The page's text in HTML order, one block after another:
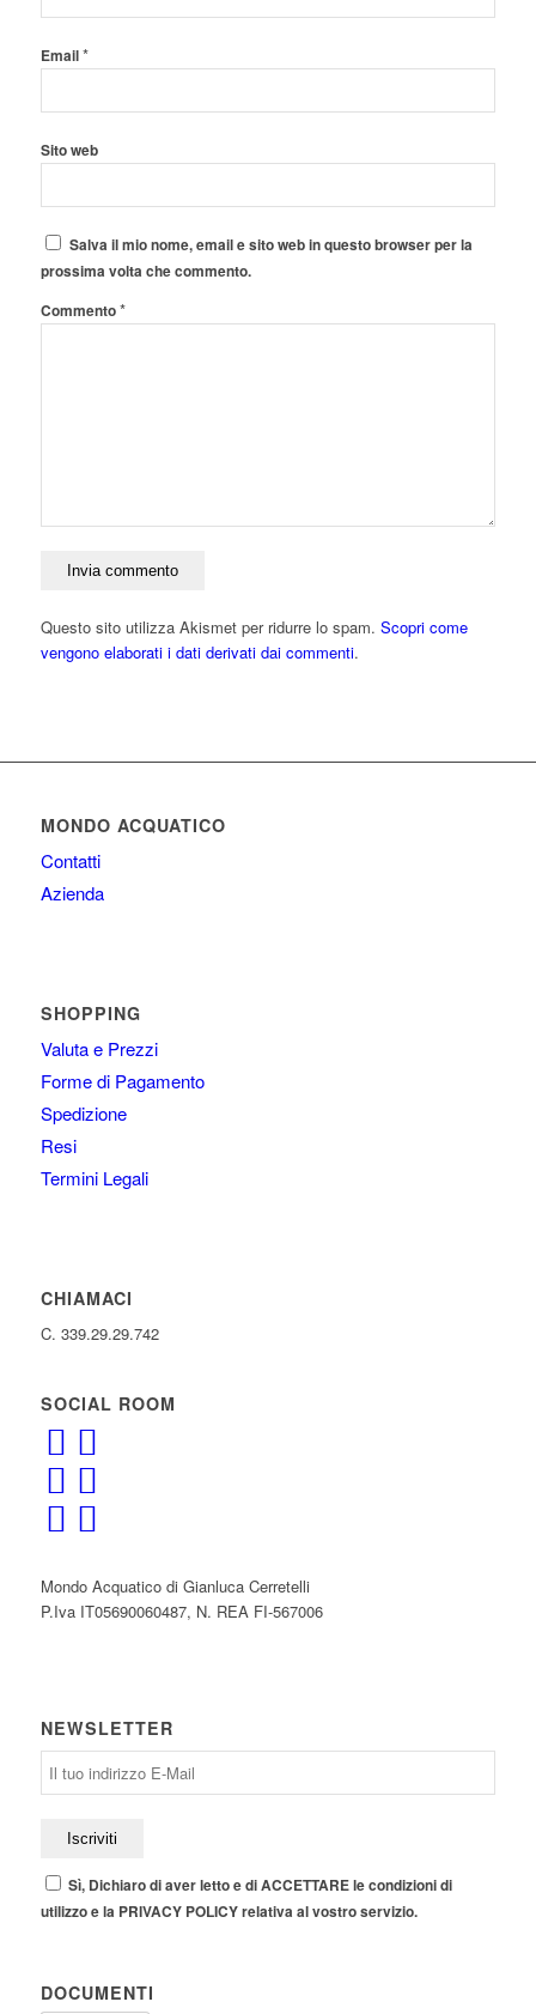
Email*
Sito web
Salva il mio nome, email e sito web in questo browser per la
prossima volta che commento.
Commento*
Questo sito utilizza Akismet per ridurre lo spam. Scopri come
vengono elaborati i dati derivati dai commenti.
MONDO ACQUATICO
Contatti
Azienda
SHOPPING
Valuta e Prezzi
Forme di Pagamento
Spedizione
Resi
Termini Legali
CHIAMACI
C. 339.29.29.742
SOCIAL ROOM
Mondo Acquatico di Gianluca Cerretelli
P.Iva IT05690060487, N. REA FI-567006
NEWSLETTER
Sì, Dichiaro di aver letto e di ACCETTARE le condizioni di
utilizzo e la PRIVACY POLICY relativa al vostro servizio.
DOCUMENTI